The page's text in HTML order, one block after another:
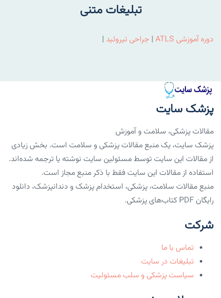
تبلیغات متنی
دوره آموزشی ATLS | جراحی تیروئید |
پزشک سایت
مقالات پزشکی، سلامت و آموزش
پزشک سایت، یک منبع مقالات پزشکی و سلامت است. بخش زیادی
از مقالات این سایت توسط مسئولین سایت نوشته یا ترجمه شده‌اند.
استفاده از مقالات این سایت فقط با ذکر منبع مجاز است.
منبع مقالات سلامت، پزشکی، استخدام پزشک و دندانپزشک، دانلود
رایگان PDF کتاب‌های پزشکی.
شرکت
تماس با ما
تبلیغات در سایت
سیاست پزشکی و سلب مسئولیت